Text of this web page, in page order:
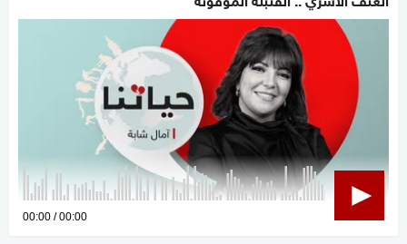
0
00:00 00:00